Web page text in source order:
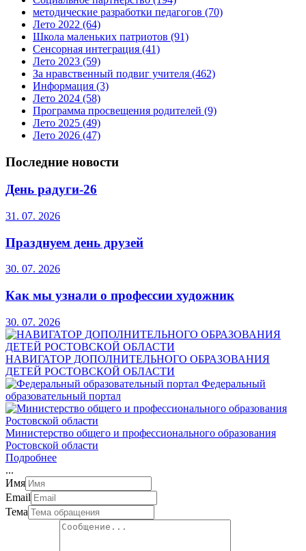
методические разработки педагогов (70)
Лето 2022 (64)
Школа маленьких патриотов (91)
Сенсорная интеграция (41)
Лето 2023 (59)
За нравственный подвиг учителя (462)
Информация (3)
Лето 2024 (58)
Программа просвещения родителей (9)
Лето 2025 (49)
Лето 2026 (47)
Последние новости
День радуги-26
31. 07. 2026
Празднуем день друзей
30. 07. 2026
Как мы узнали о профессии художник
30. 07. 2026
НАВИГАТОР ДОПОЛНИТЕЛЬНОГО ОБРАЗОВАНИЯ
ДЕТЕЙ РОСТОВСКОЙ ОБЛАСТИ
Федеральный
образовательный портал
Министерство общего и профессионального образования
Ростовской области
Подробнее
...
Имя
Email
Тема